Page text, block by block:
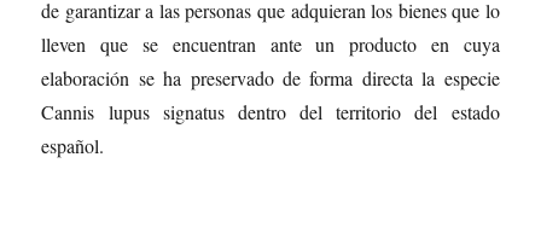
de garantizar a las personas que adquieran los bienes que lo
lleven que se encuentran ante un producto en cuya
elaboración se ha preservado de forma directa la especie
Cannis lupus signatus dentro del territorio del estado
español.